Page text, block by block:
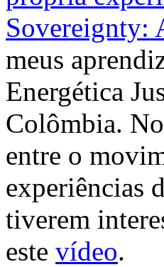
Sovereignty:
meus
Energética
Colômbia.
entre o
experiências
tiverem
este vídeo.